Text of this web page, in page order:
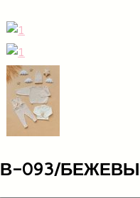
В-093/